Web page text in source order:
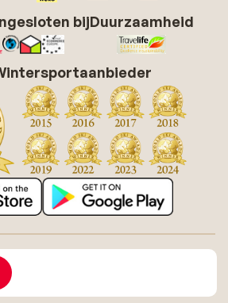
bijDuurzaamheid
Sunweb
zonvakanties